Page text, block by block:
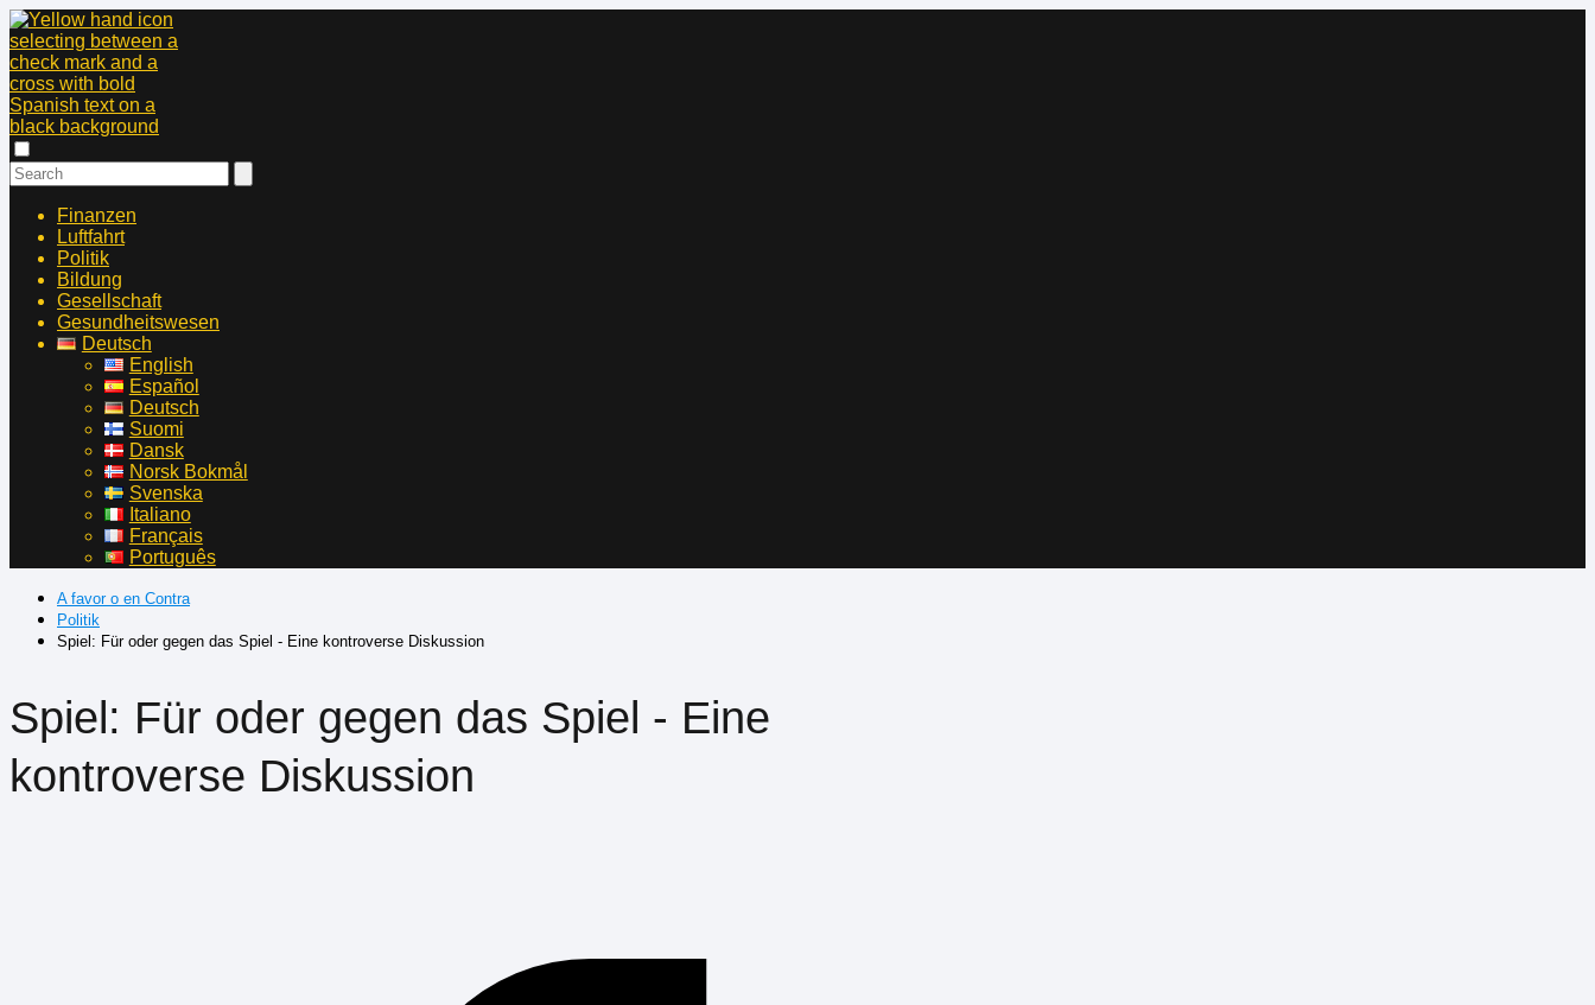
Finanzen
Luftfahrt
Politik
Bildung
Gesellschaft
Gesundheitswesen
Deutsch
English
Español
Deutsch
Suomi
Dansk
Norsk Bokmål
Svenska
Italiano
Français
Português
A favor o en Contra
Politik
Spiel: Für oder gegen das Spiel - Eine kontroverse Diskussion
Spiel: Für oder gegen das Spiel - Eine
kontroverse Diskussion